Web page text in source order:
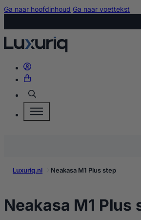
Ga naar hoofdinhoud Ga naar voettekst
Zoeken
Luxuriq.nl Neakasa M1 Plus step
Neakasa M1 Plus